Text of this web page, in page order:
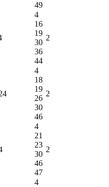
49
4
16
19
30
36
44
2
4
18
19
26
30
46
2
4
21
23
30
46
47
2
4